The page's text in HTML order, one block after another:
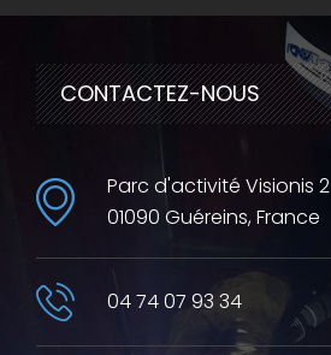
CONTACTEZ-NOUS
Parc d'activité Visionis 2
01090 Guéreins, France
04 74 07 93 34